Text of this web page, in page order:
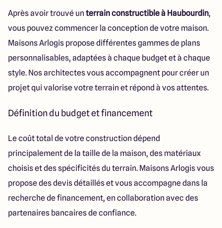
MAISONS ARLOGIS LILLE
1 Rue du Palmarès, 59650
Villeneuve-d'Ascq, France
Itinéraire
Après avoir trouvé un terrain constructible à Haubourdin,
vous pouvez commencer la conception de votre maison.
Maisons Arlogis propose différentes gammes de plans
personnalisables, adaptées à chaque budget et à chaque
style. Nos architectes vous accompagnent pour créer un
projet qui valorise votre terrain et répond à vos attentes.
Définition du budget et financement
Le coût total de votre construction dépend
principalement de la taille de la maison, des matériaux
choisis et des spécificités du terrain. Maisons Arlogis vous
propose des devis détaillés et vous accompagne dans la
recherche de financement, en collaboration avec des
partenaires bancaires de confiance.